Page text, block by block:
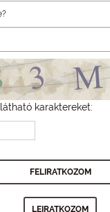
karaktereket: